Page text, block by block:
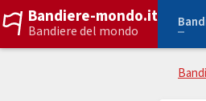
Bandiere-mondo.it
Bandiere del mondo